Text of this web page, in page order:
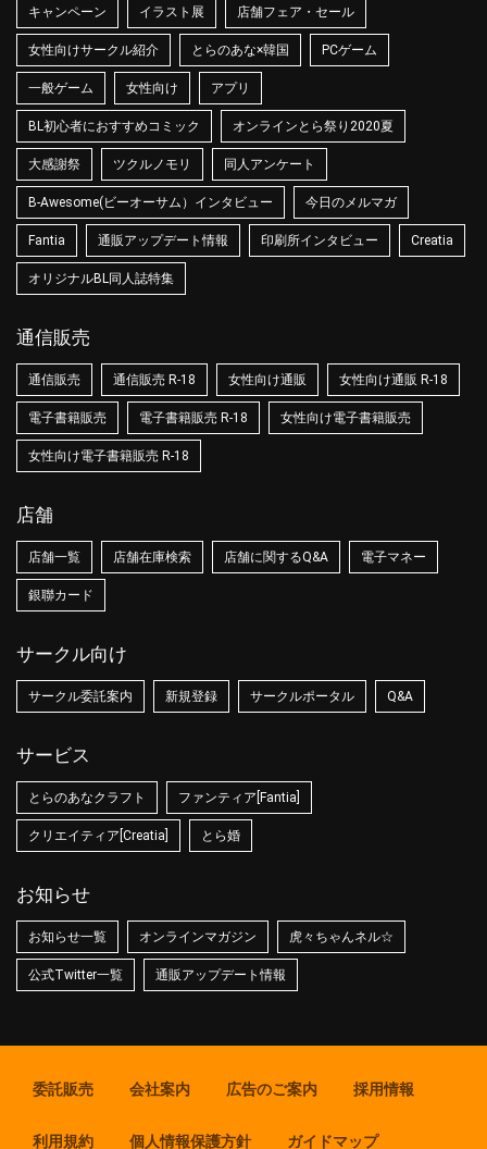
キャンペーン イラスト展 店舗フェア・セール
女性向けサークル紹介 とらのあな×韓国 PCゲーム
一般ゲーム 女性向け アプリ
BL初心者におすすめコミック オンラインとら祭り2020夏
大感謝祭 ツクルノモリ 同人アンケート
B-Awesome(ビーオーサム）インタビュー 今日のメルマガ
Fantia 通販アップデート情報 印刷所インタビュー Creatia
オリジナルBL同人誌特集
通信販売
通信販売 通信販売 R-18 女性向け通販 女性向け通販 R-18
電子書籍販売 電子書籍販売 R-18 女性向け電子書籍販売
女性向け電子書籍販売 R-18
店舗
店舗一覧 店舗在庫検索 店舗に関するQ&A 電子マネー
銀聯カード
サークル向け
サークル委託案内 新規登録 サークルポータル Q&A
サービス
とらのあなクラフト ファンティア[Fantia]
クリエイティア[Creatia] とら婚
お知らせ
お知らせ一覧 オンラインマガジン 虎々ちゃんネル☆
公式Twitter一覧 通販アップデート情報
委託販売 会社案内 広告のご案内 採用情報
利用規約 個人情報保護方針 ガイドマップ